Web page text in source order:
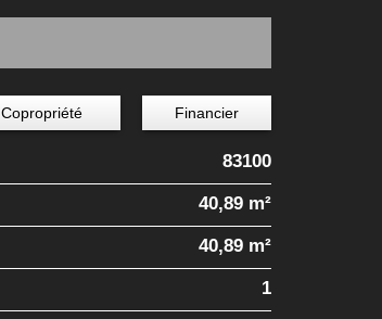
Copropriété Financier
83100
40,89 m²
40,89 m²
1